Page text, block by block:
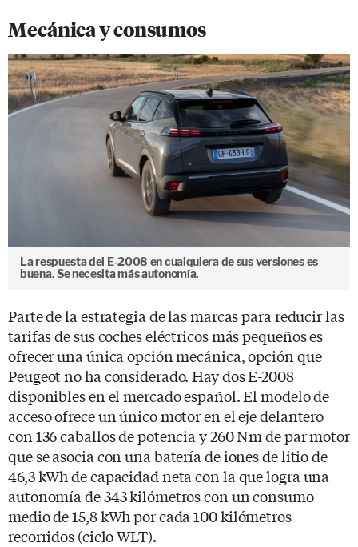
Mecánica y consumos
La respuesta del E-2008 en cualquiera de sus versiones es
buena. Se necesita más autonomía.
Parte de la estrategia de las marcas para reducir las
tarifas de sus coches eléctricos más pequeños es
ofrecer una única opción mecánica, opción que
Peugeot no ha considerado. Hay dos E-2008
disponibles en el mercado español. El modelo de
acceso ofrece un único motor en el eje delantero
con 136 caballos de potencia y 260 Nm de par motor
que se asocia con una batería de iones de litio de
46,3 kWh de capacidad neta con la que logra una
autonomía de 343 kilómetros con un consumo
medio de 15,8 kWh por cada 100 kilómetros
recorridos (ciclo WLT).